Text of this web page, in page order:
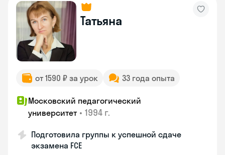
Татьяна
от 1590 ₽ за урок 33 года опыта
Московский педагогический
университет • 1994 г.
Подготовила группы к успешной сдаче
экзамена FCE